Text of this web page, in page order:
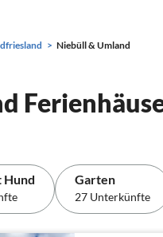
Niebüll & Umland
Hund Garten
27 Unterkünfte